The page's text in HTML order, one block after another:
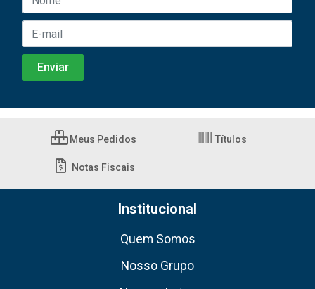
Meus Pedidos Títulos
Notas Fiscais
Institucional
Quem Somos
Nosso Grupo